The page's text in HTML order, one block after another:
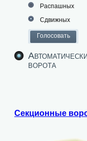
Распашных
Сдвижных
ворота
Секционные